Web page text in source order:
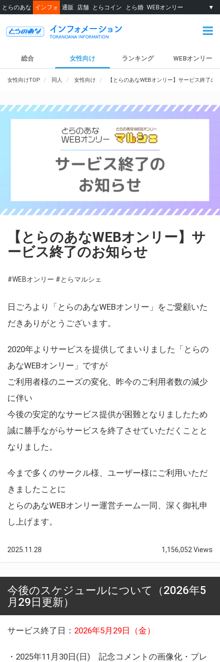
とらのあな インフォ 通販 店舗 とらコイン とら婚 WEBオンリー ▼
総合 女性向け ランキング WEBオンリー
女性向けTOP 同人 女性向け 【とらのあなWEBオンリー】サービス終了の
【とらのあなWEBオンリー】サ
ービス終了のお知らせ
#WEBオンリー #とらマルシェ
日ごろより「とらのあなWEBオンリー」をご愛顧いた
だきありがとうございます。
2020年よりサービスを提供してまいりました「とらの
あなWEBオンリー」ですが
ご利用者様のニーズの変化、昨今のご利用者数の減少
に伴い
今後の安定的なサービス提供が困難となりましたため
誠に勝手ながらサービスを終了させていただくことと
なりました。
今まで多くのサークル様、ユーザー様にご利用いただ
きましたことに
とらのあなWEBオンリー運営チーム一同、深く御礼申
し上げます。
2025.11.28 1,156,052 Views
今後のスケジュールについて（2026年5
月29日更新）
サービス終了日： 2026年5月29日（金）
・2025年11月30日(日) 記念コメントの画像化・プレ